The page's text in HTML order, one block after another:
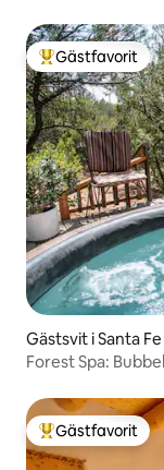
Populär
Gästfavorit
Gästsvit i Santa Fe
Forest Spa:
Populär
Gästfavorit